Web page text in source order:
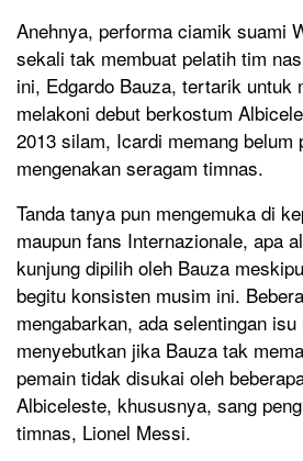
Anehnya, performa ciamik suami
sekali tak membuat pelatih tim
ini, Edgardo Bauza, tertarik untuk
melakoni debut berkostum
2013 silam, Icardi memang belum
mengenakan seragam timnas.
Tanda tanya pun mengemuka di
maupun fans Internazionale, apa
kunjung dipilih oleh Bauza
begitu konsisten musim ini.
mengabarkan, ada selentingan
menyebutkan jika Bauza tak
pemain tidak disukai oleh
Albiceleste, khususnya, sang
timnas, Lionel Messi.